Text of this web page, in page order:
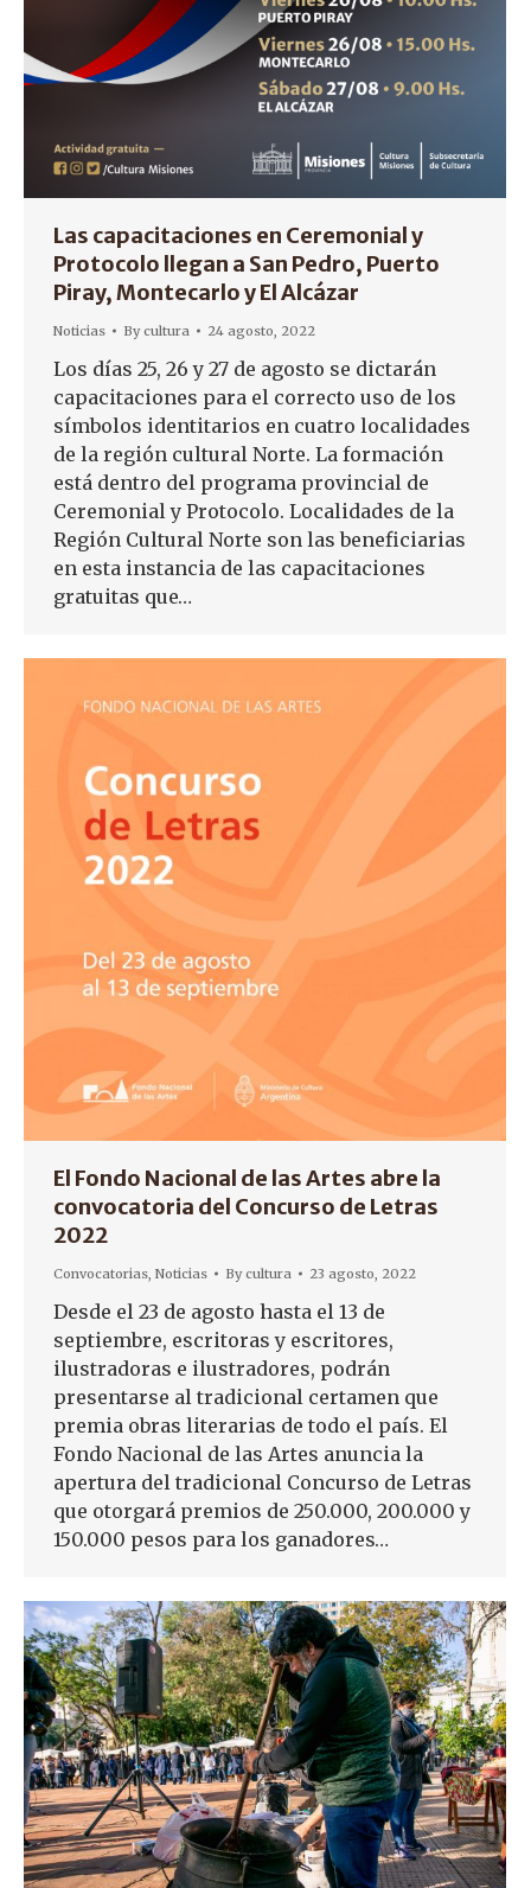
Las capacitaciones en Ceremonial y
Protocolo llegan a San Pedro, Puerto
Piray, Montecarlo y El Alcázar
Noticias Bycultura 24 agosto, 2022
Los días 25, 26 y 27 de agosto se dictarán
capacitaciones para el correcto uso de los
símbolos identitarios en cuatro localidades
de la región cultural Norte. La formación
está dentro del programa provincial de
Ceremonial y Protocolo. Localidades de la
Región Cultural Norte son las beneficiarias
en esta instancia de las capacitaciones
gratuitas que…
El Fondo Nacional de las Artes abre la
convocatoria del Concurso de Letras
2022
Convocatorias, Noticias Bycultura 23 agosto, 2022
Desde el 23 de agosto hasta el 13 de
septiembre, escritoras y escritores,
ilustradoras e ilustradores, podrán
presentarse al tradicional certamen que
premia obras literarias de todo el país. El
Fondo Nacional de las Artes anuncia la
apertura del tradicional Concurso de Letras
que otorgará premios de 250.000, 200.000 y
150.000 pesos para los ganadores…